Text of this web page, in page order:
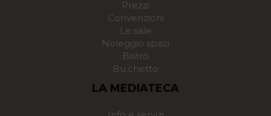
Prezzi
Convenzioni
Le sale
Noleggio spazi
Bistrò
Bu.chetto
LA MEDIATECA